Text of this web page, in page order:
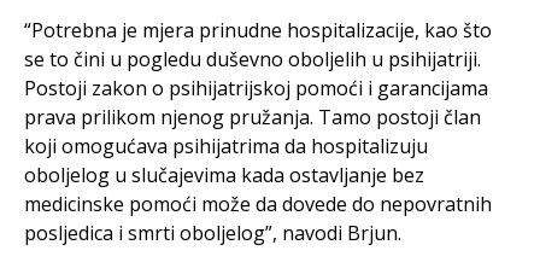
“Potrebna je mjera prinudne hospitalizacije, kao što
se to čini u pogledu duševno oboljelih u psihijatriji.
Postoji zakon o psihijatrijskoj pomoći i garancijama
prava prilikom njenog pružanja. Tamo postoji član
koji omogućava psihijatrima da hospitalizuju
oboljelog u slučajevima kada ostavljanje bez
medicinske pomoći može da dovede do nepovratnih
posljedica i smrti oboljelog”, navodi Brjun.